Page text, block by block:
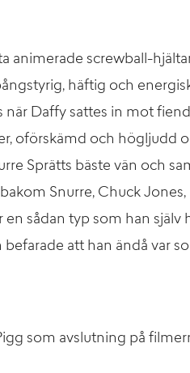
animerade screwball-
häftig och
när Daffy sattes in mot
oförskämd och högljudd
Sprätts bäste vän och
Snurre, Chuck
en sådan typ som han själv
att han ändå var
som avslutning på